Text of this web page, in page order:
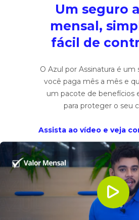
Um seguro
mensal,
fácil de
O Azul por Assinatura é um
você paga mês a mês e
um pacote de benefícios
para proteger o seu
Assista ao vídeo e veja